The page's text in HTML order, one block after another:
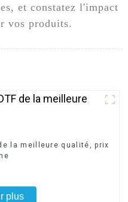
et constatez l'impact
vos produits.
la meilleure qualité, prix
plus